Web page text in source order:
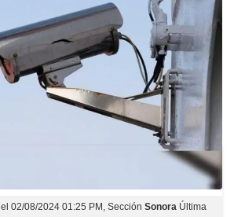
el 02/08/2024 01:25 PM, Sección Sonora Última